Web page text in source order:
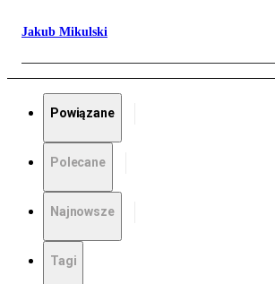
Jakub Mikulski
Powiązane
Polecane
Najnowsze
Tagi